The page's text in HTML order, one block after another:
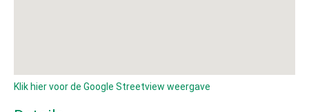
Klik hier voor de Google Streetview weergave